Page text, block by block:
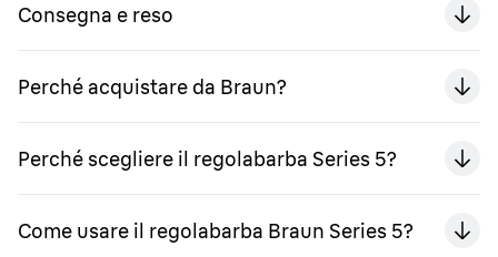
Consegna e reso
Perché acquistare da Braun?
Perché scegliere il regolabarba Series 5?
Come usare il regolabarba Braun Series 5?